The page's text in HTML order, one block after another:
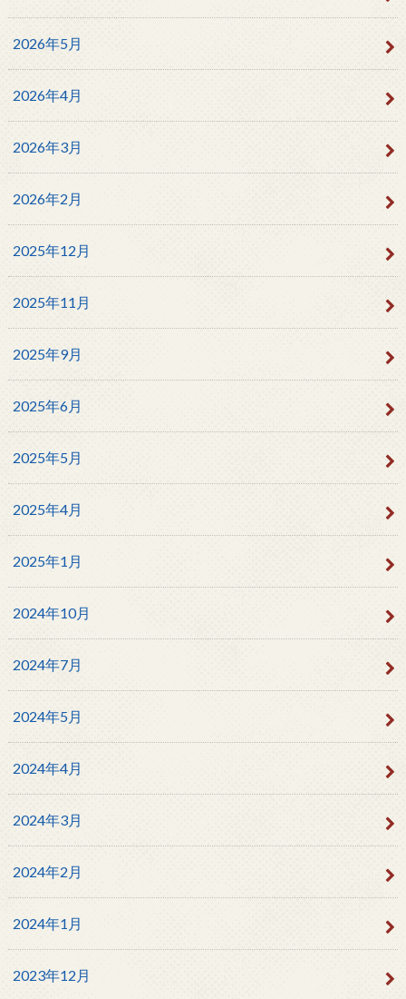
2026年5月
2026年4月
2026年3月
2026年2月
2025年12月
2025年11月
2025年9月
2025年6月
2025年5月
2025年4月
2025年1月
2024年10月
2024年7月
2024年5月
2024年4月
2024年3月
2024年2月
2024年1月
2023年12月